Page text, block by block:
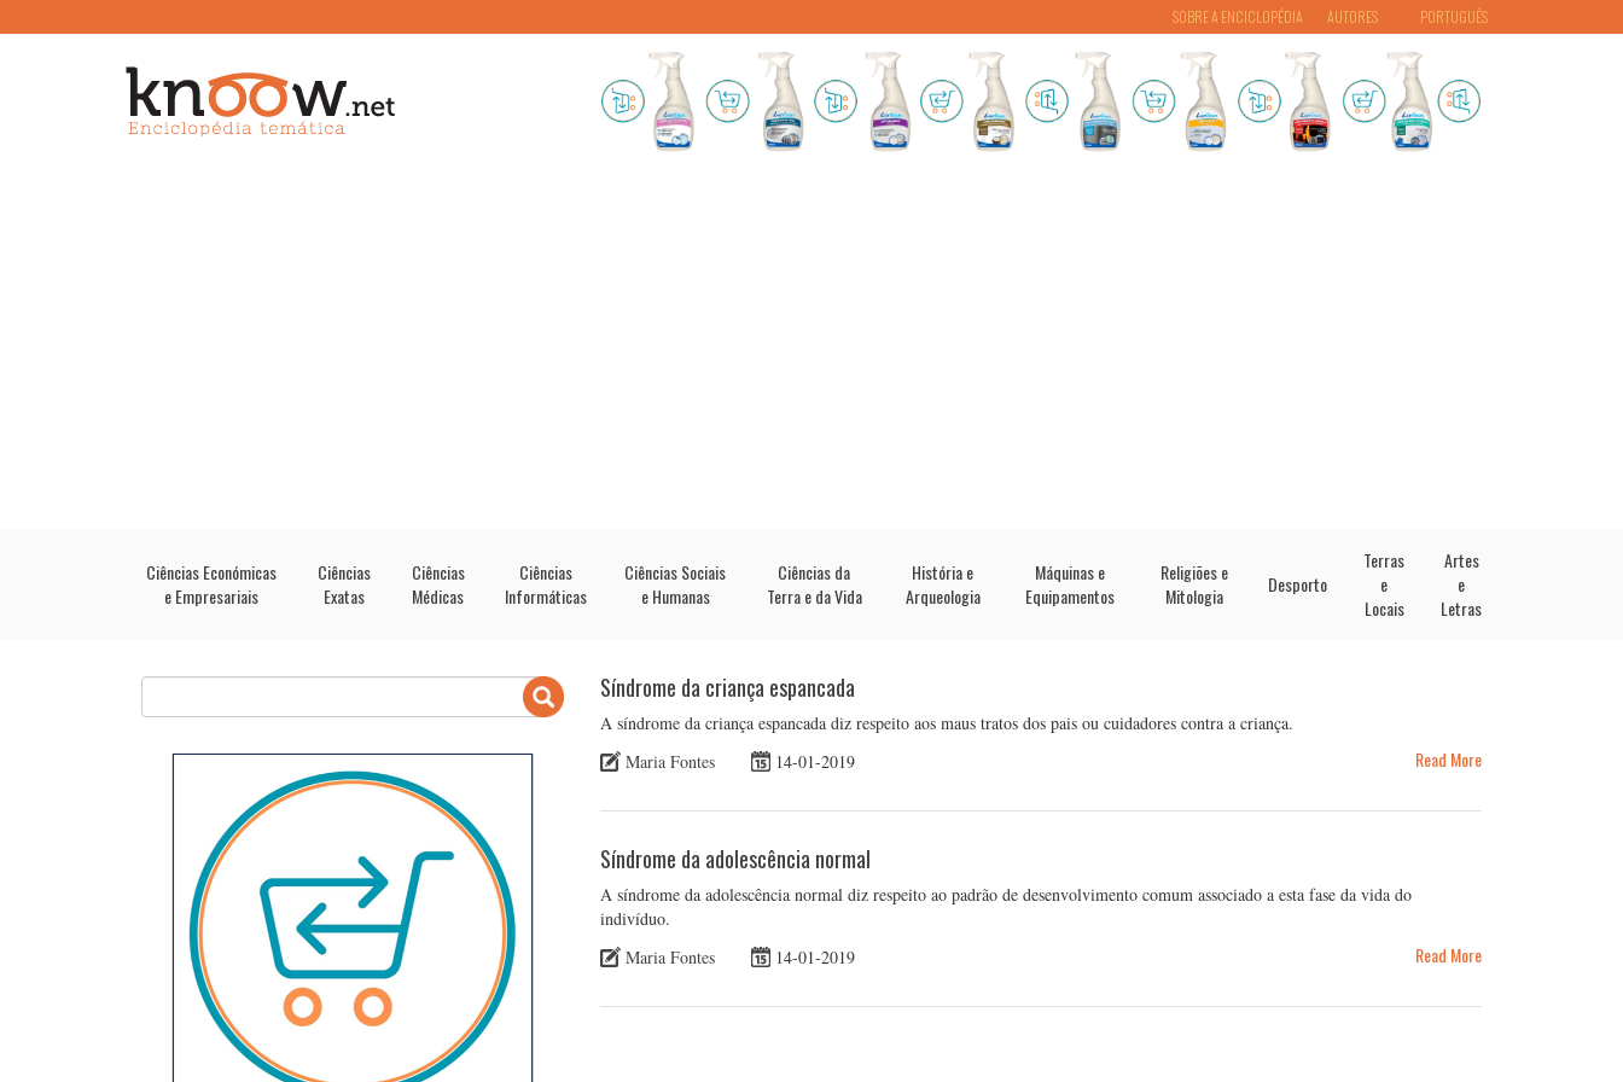
PORTUGUÊS
SOBRE A ENCICLOPÉDIA AUTORES
Ciências Económicas
e Empresariais
Ciências
Exatas
Ciências
Médicas
Ciências
Informáticas
Ciências Sociais
e Humanas
Ciências da
Terra e da Vida
História e
Arqueologia
Máquinas e
Equipamentos
Religiões e
Mitologia
Desporto
Terras
e
Locais
Artes
e
Letras
Síndrome da criança espancada
A síndrome da criança espancada diz respeito aos maus tratos dos pais ou cuidadores contra a criança.
Maria Fontes
14-01-2019 Read More
Síndrome da adolescência normal
A síndrome da adolescência normal diz respeito ao padrão de desenvolvimento comum associado a esta fase da vida do
indivíduo.
Maria Fontes
14-01-2019 Read More